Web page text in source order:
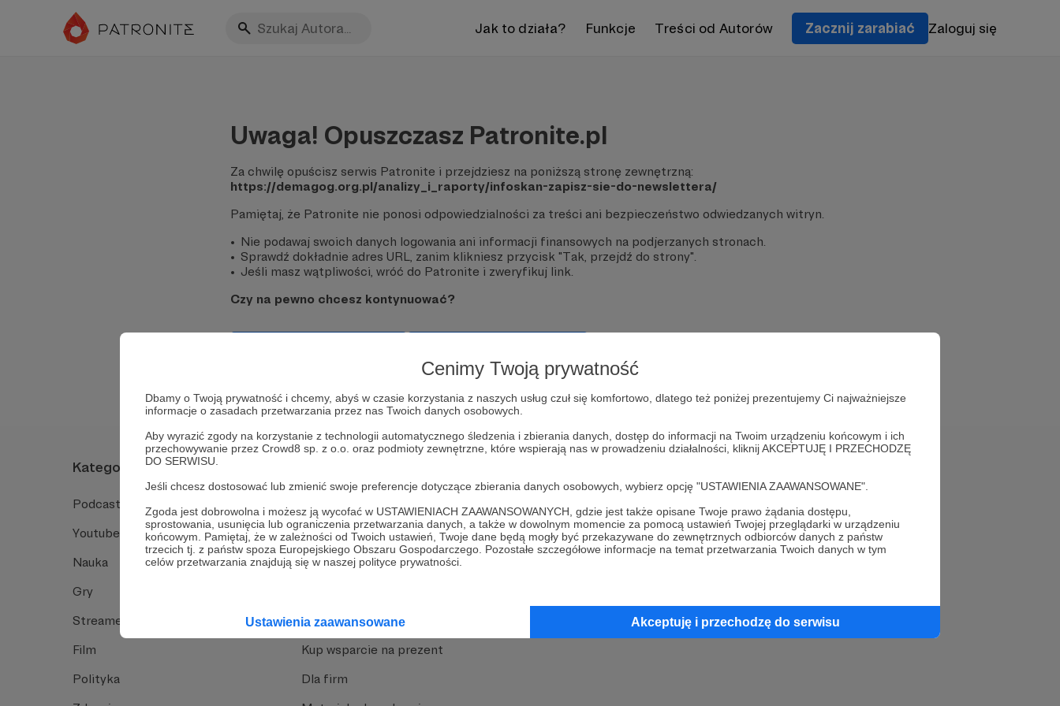
Cenimy Twoją prywatność
Dbamy o Twoją prywatność i chcemy, abyś w czasie korzystania z naszych usług czuł się komfortowo, dlatego też poniżej prezentujemy Ci najważniejsze
informacje o zasadach przetwarzania przez nas Twoich danych osobowych.
Aby wyrazić zgody na korzystanie z technologii automatycznego śledzenia i zbierania danych, dostęp do informacji na Twoim urządzeniu końcowym i ich
przechowywanie przez Crowd8 sp. z o.o. oraz podmioty zewnętrzne, które wspierają nas w prowadzeniu działalności, kliknij AKCEPTUJĘ I PRZECHODZĘ
DO SERWISU.
Jeśli chcesz dostosować lub zmienić swoje preferencje dotyczące zbierania danych osobowych, wybierz opcję "USTAWIENIA ZAAWANSOWANE".
Zgoda jest dobrowolna i możesz ją wycofać w USTAWIENIACH ZAAWANSOWANYCH, gdzie jest także opisane Twoje prawo żądania dostępu,
sprostowania, usunięcia lub ograniczenia przetwarzania danych, a także w dowolnym momencie za pomocą ustawień Twojej przeglądarki w urządzeniu
końcowym. Pamiętaj, że w zależności od Twoich ustawień, Twoje dane będą mogły być przekazywane do zewnętrznych odbiorców danych z państw
trzecich tj. z państw spoza Europejskiego Obszaru Gospodarczego. Pozostałe szczegółowe informacje na temat przetwarzania Twoich danych w tym
celów przetwarzania znajdują się w naszej polityce prywatności.
Ustawienia zaawansowane Akceptuję i przechodzę do serwisu
Jak to działa? Funkcje Treści od Autorów Zacznij zarabiać Zaloguj się
Uwaga! Opuszczasz Patronite.pl
Za chwilę opuścisz serwis Patronite i przejdziesz na poniższą stronę zewnętrzną:
https://demagog.org.pl/analizy_i_raporty/infoskan-zapisz-sie-do-newslettera/
Pamiętaj, że Patronite nie ponosi odpowiedzialności za treści ani bezpieczeństwo odwiedzanych witryn.
Nie podawaj swoich danych logowania ani informacji finansowych na podjerzanych stronach.
Sprawdź dokładnie adres URL, zanim klikniesz przycisk "Tak, przejdź do strony".
Jeśli masz wątpliwości, wróć do Patronite i zweryfikuj link.
Czy na pewno chcesz kontynuować?
Kategorie
Podcast
Youtube
Nauka
Gry
Streamerzy
Film
Polityka
Jak to działa
Funkcje Patronite
Dlaczego Patronite?
Opinie Twórców
Kup wsparcie na prezent
Dla firm
MCN Patronite
Suppi.pl
FAQ
Kontakt z zespołem Patronite